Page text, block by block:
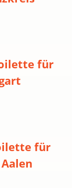
für
für